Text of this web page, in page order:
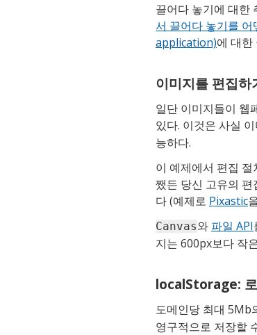
끌어다 놓기에 대한
서 끌어다 놓기를
application)에 대한
이미지를 편집
일단 이미지들이 웹
있다. 이것은 사실
능하다.
이 예제에서 편집
쨌든 당신 고유의
다 (예제로 Pixastic
Canvas와 파일 API
지는 600px보다 작
localStorage:
도메인당 최대 5Mb
영구적으로 저장할